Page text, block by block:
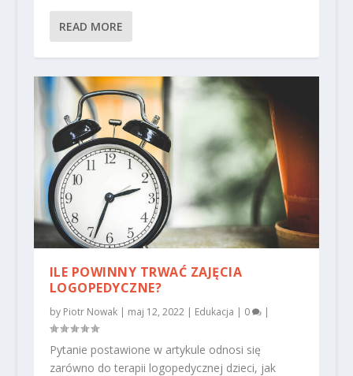
READ MORE
ILE POWINNY TRWAĆ ZAJĘCIA
LOGOPEDYCZNE?
by Piotr Nowak| maj 12, 2022| Edukacja | 0 |
Pytanie postawione w artykule odnosi się
zarówno do terapii logopedycznej dzieci, jak